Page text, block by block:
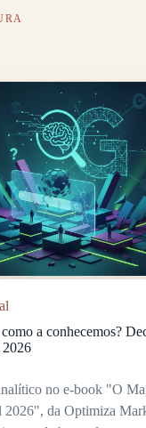
a conhecemos?
no e-book "O
2026", da Optimiza